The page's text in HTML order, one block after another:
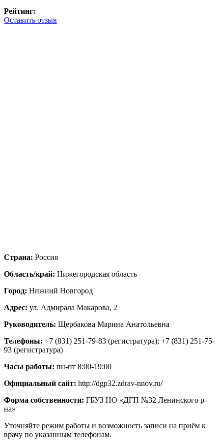
Рейтинг:
Оставить отзыв
Страна: Россия
Область/край: Нижегородская область
Город: Нижний Новгород
Адрес: ул. Адмирала Макарова, 2
Руководитель: Щербакова Марина Анатольевна
Телефоны: +7 (831) 251-79-83 (регистратура); +7 (831) 251-75-
93 (регистратура)
Часы работы: пн-пт 8:00-19:00
Официальный сайт: http://dgp32.zdrav-nnov.ru/
Форма собственности: ГБУЗ НО «ДГП №32 Ленинского р-
на»
Уточняйте режим работы и возможность записи на приём к
врачу по указанным телефонам.